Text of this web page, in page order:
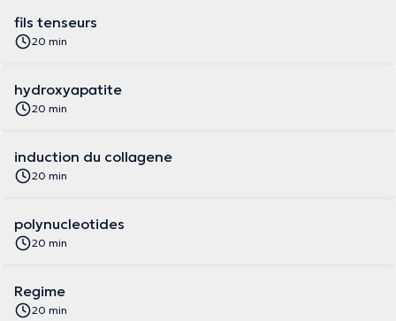
fils tenseurs
20 min
hydroxyapatite
20 min
induction du collagene
20 min
polynucleotides
20 min
Regime
20 min